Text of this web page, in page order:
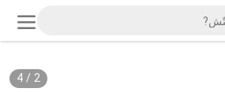
2
/
4